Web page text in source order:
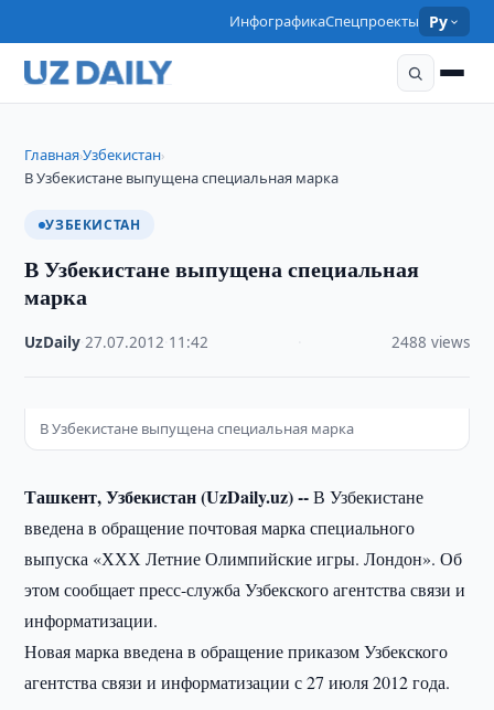
ИнфографикаСпецпроекты Ру
Главная›Узбекистан›
В Узбекистане выпущена специальная марка
УЗБЕКИСТАН
В Узбекистане выпущена специальная
марка
UzDaily ·27.07.2012 11:42 2488 views
В Узбекистане выпущена специальная марка
Ташкент, Узбекистан (UzDaily.uz) --В Узбекистане
введена в обращение почтовая марка специального
выпуска «ХХХ Летние Олимпийские игры. Лондон». Об
этом сообщает пресс-служба Узбекского агентства связи и
информатизации.
Новая марка введена в обращение приказом Узбекского
агентства связи и информатизации с 27 июля 2012 года.